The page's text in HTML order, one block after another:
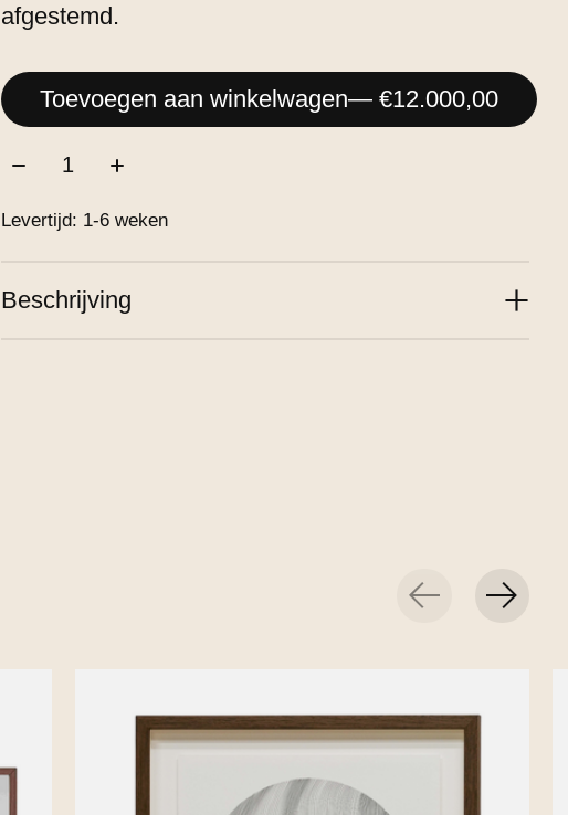
afgestemd.
Toevoegen aan winkelwagen — €12.000,00
Aantal:
Levertijd: 1-6 weken
Beschrijving